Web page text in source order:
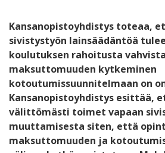
Kansanopistoyhdistys toteaa,
sivistystyön lainsäädäntöä
koulutuksen rahoitusta
maksuttomuuden kytkeminen
kotoutumissuunnitelmaan on
Kansanopistoyhdistys esittää,
välittömästi toimet vapaan
muuttamisesta siten, että
maksuttomuuden ja